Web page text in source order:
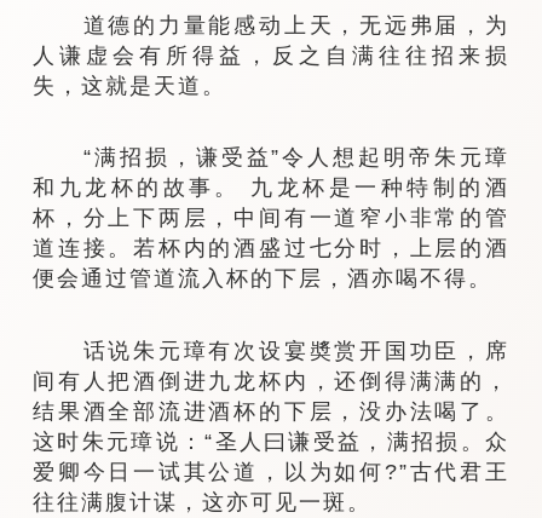
道德的力量能感动上天，无远弗届，为
人谦虚会有所得益，反之自满往往招来损
失，这就是天道。
“满招损，谦受益”令人想起明帝朱元璋
和九龙杯的故事。 九龙杯是一种特制的酒
杯，分上下两层，中间有一道窄小非常的管
道连接。若杯内的酒盛过七分时，上层的酒
便会通过管道流入杯的下层，酒亦喝不得。
话说朱元璋有次设宴奬赏开国功臣，席
间有人把酒倒进九龙杯内，还倒得满满的，
结果酒全部流进酒杯的下层，没办法喝了。
这时朱元璋说：“圣人曰谦受益，满招损。众
爱卿今日一试其公道，以为如何?”古代君王
往往满腹计谋，这亦可见一斑。